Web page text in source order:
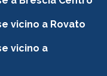
vicino a Rovato
vicino a